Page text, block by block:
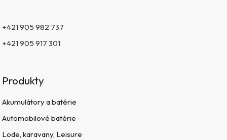
+421 905 982 737
+421 905 917 301
Produkty
Akumulátory a batérie
Automobilové batérie
Lode, karavany, Leisure